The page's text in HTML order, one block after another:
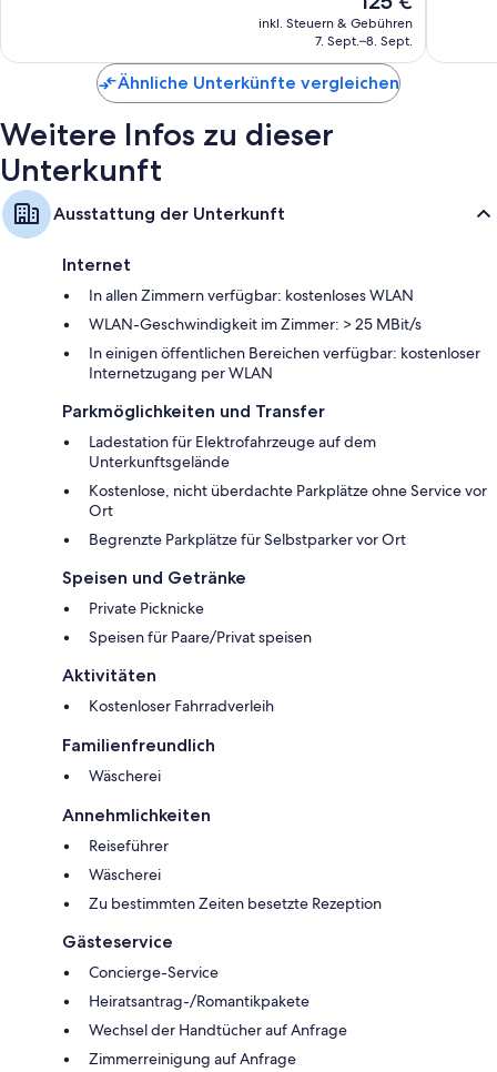
Bewertungen
Preis
beträgt
inkl. Steuern & Gebühren
7. Sept.–8. Sept.
Ähnliche Unterkünfte vergleichen
Weitere Infos zu dieser
Unterkunft
Ausstattung der Unterkunft
Internet
In allen Zimmern verfügbar: kostenloses WLAN
WLAN-Geschwindigkeit im Zimmer: > 25 MBit/s
In einigen öffentlichen Bereichen verfügbar: kostenloser
Internetzugang per WLAN
Parkmöglichkeiten und Transfer
Ladestation für Elektrofahrzeuge auf dem
Unterkunftsgelände
Kostenlose, nicht überdachte Parkplätze ohne Service vor
Ort
Begrenzte Parkplätze für Selbstparker vor Ort
Speisen und Getränke
Private Picknicke
Speisen für Paare/Privat speisen
Aktivitäten
Kostenloser Fahrradverleih
Familienfreundlich
Wäscherei
Annehmlichkeiten
Reiseführer
Wäscherei
Zu bestimmten Zeiten besetzte Rezeption
Gästeservice
Concierge-Service
Heiratsantrag-/Romantikpakete
Wechsel der Handtücher auf Anfrage
Zimmerreinigung auf Anfrage